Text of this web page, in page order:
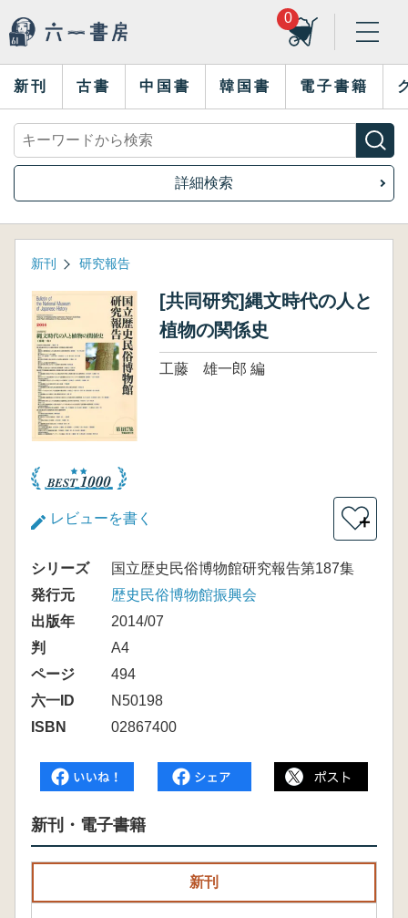
0
新刊 古書 中国書 韓国書 電子書籍
詳細検索
新刊 研究報告
[共同研究]縄文時代の人と
植物の関係史
工藤 雄一郎 編
レビューを書く ＋
シリーズ
国立歴史民俗博物館研究報告第187集
発行元
歴史民俗博物館振興会
出版年
2014/07
判
A4
ページ
494
六一ID
N50198
ISBN
02867400
新刊・電子書籍
新刊